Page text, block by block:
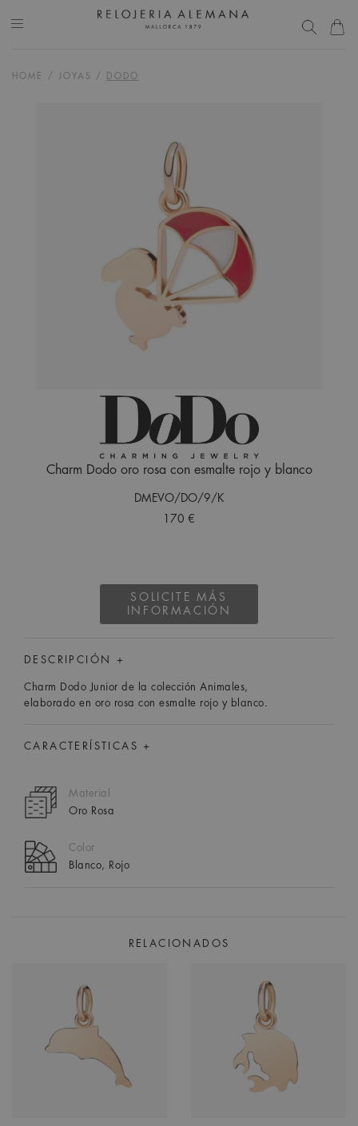
HOME / JOYAS / DODO
Charm Dodo oro rosa con esmalte rojo y blanco
DMEVO/DO/9/K
170 €
SOLICITE MÁS
INFORMACIÓN
DESCRIPCIÓN +
Charm Dodo Junior de la colección Animales,
elaborado en oro rosa con esmalte rojo y blanco.
CARACTERÍSTICAS +
Material
Oro Rosa
Color
Blanco, Rojo
RELACIONADOS